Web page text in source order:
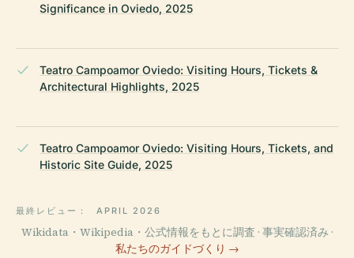
Significance in Oviedo, 2025
Teatro Campoamor Oviedo: Visiting Hours, Tickets &
Architectural Highlights, 2025
Teatro Campoamor Oviedo: Visiting Hours, Tickets, and
Historic Site Guide, 2025
最終レビュー： APRIL 2026
Wikidata・Wikipedia・公式情報をもとに調査 · 事実確認済み ·
私たちのガイドづくり →